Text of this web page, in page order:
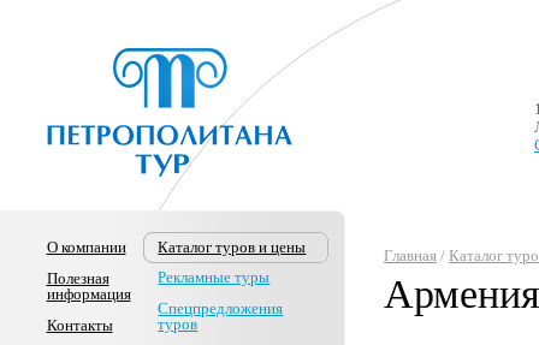
О компании
Полезная
информация
Контакты
Каталог туров и цены
Рекламные туры
Спецпредложения
туров
Главная /Каталог